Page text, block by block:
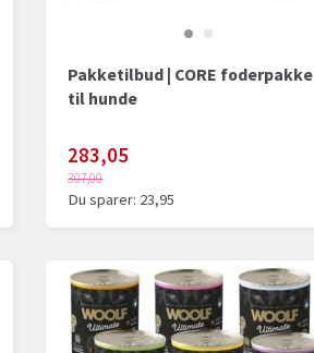
Pakketilbud | CORE foderpakke
til hunde
283,05
307,00
Du sparer: 23,95